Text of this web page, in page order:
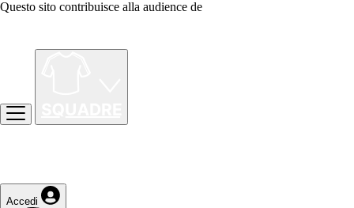
Questo sito contribuisce alla audience de
Accedi